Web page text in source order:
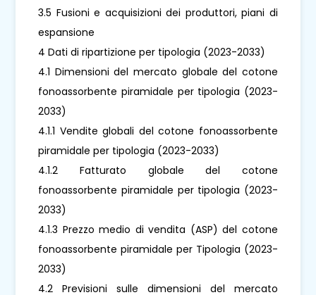
3.5 Fusioni e acquisizioni dei produttori, piani di
espansione
4 Dati di ripartizione per tipologia (2023-2033)
4.1 Dimensioni del mercato globale del cotone
fonoassorbente piramidale per tipologia (2023-
2033)
4.1.1 Vendite globali del cotone fonoassorbente
piramidale per tipologia (2023-2033)
4.1.2 Fatturato globale del cotone
fonoassorbente piramidale per tipologia (2023-
2033)
4.1.3 Prezzo medio di vendita (ASP) del cotone
fonoassorbente piramidale per Tipologia (2023-
2033)
4.2 Previsioni sulle dimensioni del mercato